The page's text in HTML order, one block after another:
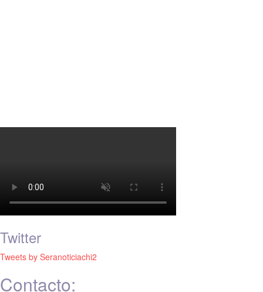
Twitter
Tweets by Seranoticiachi2
Contacto: